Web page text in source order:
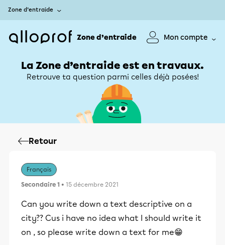
Zone d’entraide
Zone d’entraide Mon compte
La Zone d’entraide est en travaux.
Retrouve ta question parmi celles déjà posées!
Retour
Français
Secondaire 1 • 15 décembre 2021
Can you write down a text descriptive on a
city?? Cus i have no idea what I should write it
on , so please write down a text for me😁